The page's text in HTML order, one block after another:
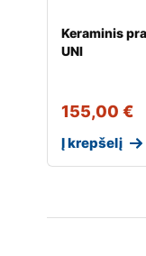
Keraminis
UNI
155,00 €
Į krepšelį